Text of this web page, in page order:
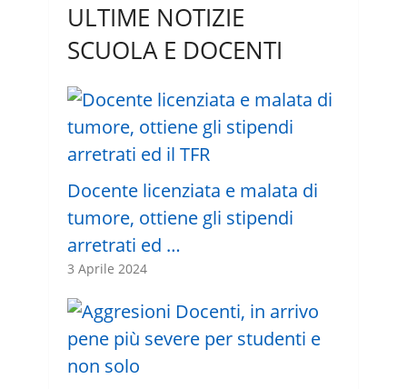
ULTIME NOTIZIE
SCUOLA E DOCENTI
Docente licenziata e malata di
tumore, ottiene gli stipendi
arretrati ed …
3 Aprile 2024